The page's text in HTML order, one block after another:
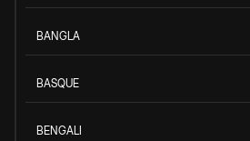
BANGLA
BASQUE
BENGALI